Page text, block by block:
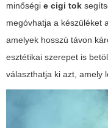
minőségi e cigi tok
megóvhatja a készüléket
amelyek hosszú távon
esztétikai szerepet is
választhatja ki azt, amely